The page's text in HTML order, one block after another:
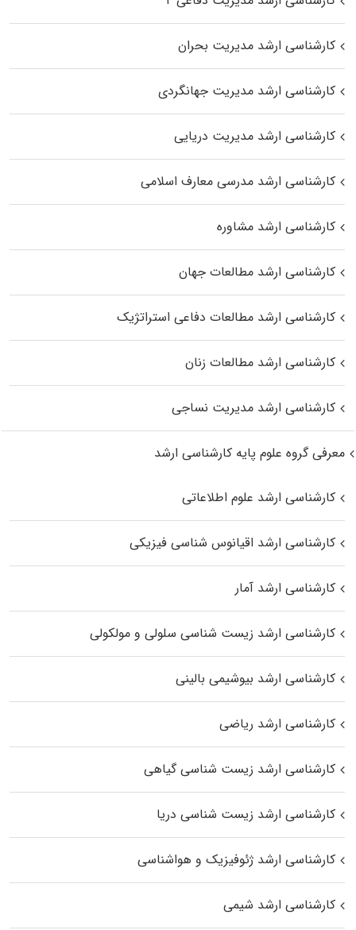
کارشناسی ارشد مدیریت بحران
کارشناسی ارشد مدیریت جهانگردی
کارشناسی ارشد مدیریت دریایی
کارشناسی ارشد مدرسی معارف اسلامی
کارشناسی ارشد مشاوره
کارشناسی ارشد مطالعات جهان
کارشناسی ارشد مطالعات دفاعی استراتژیک
کارشناسی ارشد مطالعات زنان
کارشناسی ارشد مدیریت نساجی
معرفی گروه علوم پایه کارشناسی ارشد
کارشناسی ارشد علوم اطلاعاتی
کارشناسی ارشد اقیانوس‌ شناسی فیزیکی
کارشناسی ارشد آمار
کارشناسی ارشد زیست شناسی سلولی و مولکولی
کارشناسی ارشد بیوشیمی بالینی
کارشناسی ارشد ریاضی
کارشناسی ارشد زیست‌ شناسی گیاهی
کارشناسی ارشد زیست‌ شناسی دریا
کارشناسی ارشد ژئوفیزیک و هواشناسی
کارشناسی ارشد شیمی